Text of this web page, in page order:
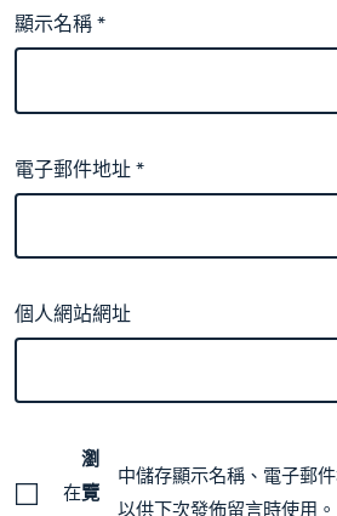
顯示名稱*
電子郵件地址*
個人網站網址
在
瀏
覽
中儲存顯示名稱、電子郵
以供下次發佈留言時使用。